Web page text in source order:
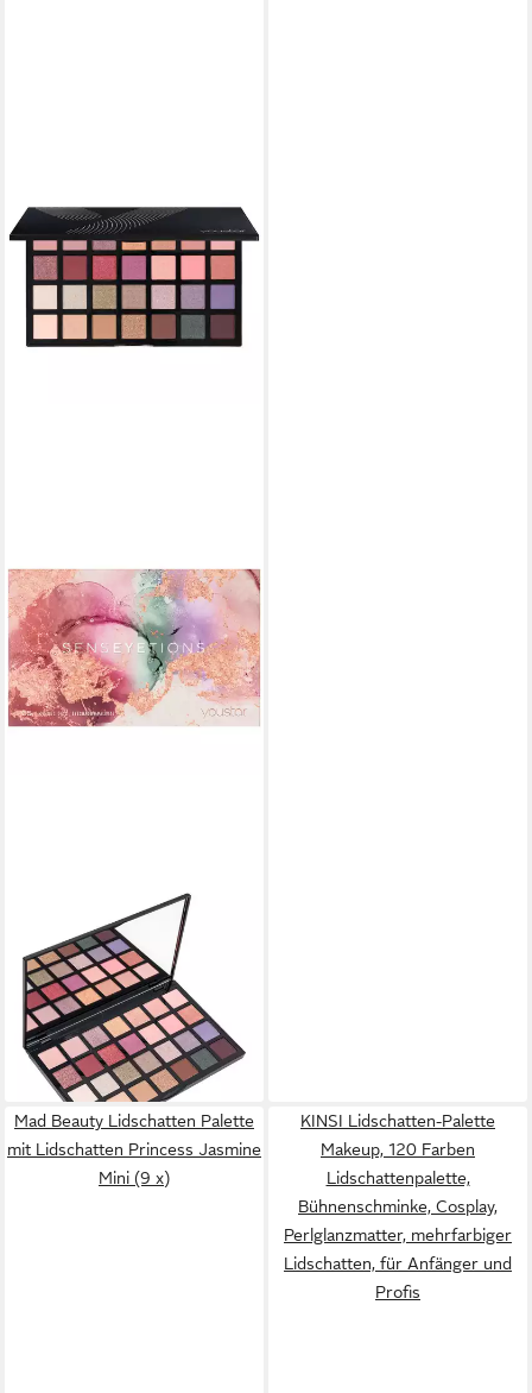
Lidschatten-Palette youstar
SENSEYETIONS
Lidschattenpalette /
Eyeshadow Palette 05
15,99 €
lieferbar - in 2-3 Werktagen bei dir
Mad Beauty Lidschatten Palette
mit Lidschatten Princess Jasmine
Mini (9 x)
KINSI Lidschatten-Palette
Makeup, 120 Farben
Lidschattenpalette,
Bühnenschminke, Cosplay,
Perlglanzmatter, mehrfarbiger
Lidschatten, für Anfänger und
Profis